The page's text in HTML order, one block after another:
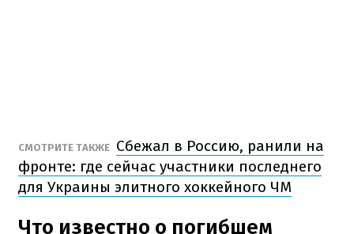
СМОТРИТЕ ТАКЖЕ Сбежал в Россию, ранили на
фронте: где сейчас участники последнего
для Украины элитного хоккейного ЧМ
Что известно о погибшем